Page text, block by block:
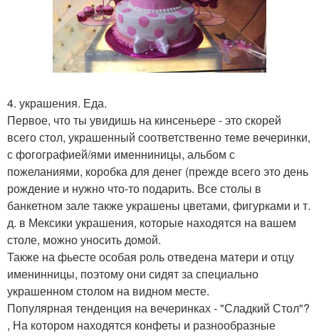
4. украшения. Еда.
Первое, что ты увидишь на кинсеньере - это скорей
всего стол, украшенный соответственно теме вечеринки,
с фогографией/ями именниницы, альбом с
пожеланиями, коробка для денег (прежде всего это день
рождение и нужно что-то подарить. Все столы в
банкетном зале также украшены цветами, фигурками и т.
д. в Мексики украшения, которые находятся на вашем
столе, можно уносить домой.
Также на фьесте особая роль отведена матери и отцу
именинницы, поэтому они сидят за специально
украшенном столом на видном месте.
Популярная тенденция на вечеринках - "Сладкий Стол"?
, На котором находятся конфеты и разнообразные